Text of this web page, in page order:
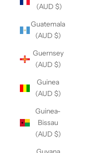
(AUD $)
Guatemala
(AUD $)
Guernsey
(AUD $)
Guinea
(AUD $)
Guinea-
Bissau
(AUD $)